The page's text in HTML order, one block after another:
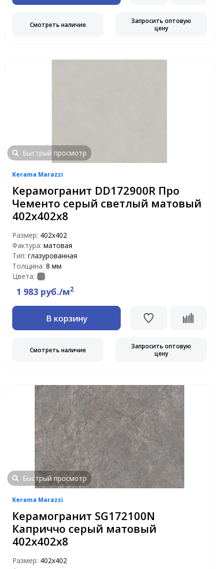
Смотреть наличие
Запросить оптовую
цену
Быстрый просмотр
Kerama Marazzi
Керамогранит DD172900R Про
Чементо серый светлый матовый
402х402х8
Размер: 402х402
Фактура: матовая
Тип: глазурованная
Толщина: 8 мм
Цвета:
1 983 руб./м2
В корзину
Смотреть наличие
Запросить оптовую
цену
Быстрый просмотр
Kerama Marazzi
Керамогранит SG172100N
Каприччо серый матовый
402х402х8
Размер: 402х402